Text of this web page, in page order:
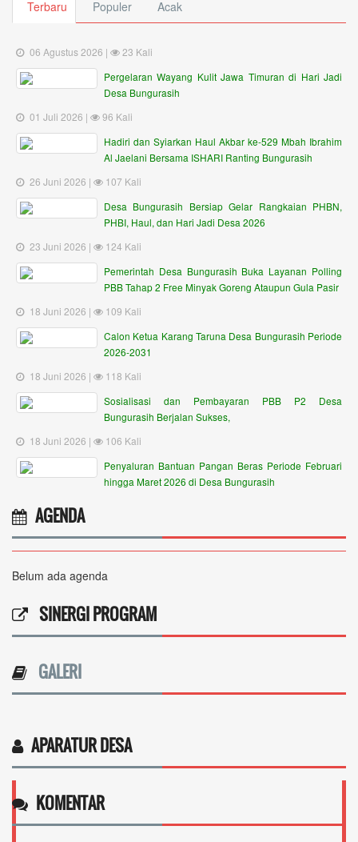
Terbaru Populer Acak
06 Agustus 2026 |
23 Kali
Pergelaran Wayang Kulit Jawa Timuran di Hari Jadi
Desa Bungurasih
01 Juli 2026 |
96 Kali
Hadiri dan Syiarkan Haul Akbar ke-529 Mbah Ibrahim
Al Jaelani Bersama ISHARI Ranting Bungurasih
26 Juni 2026 |
107 Kali
Desa Bungurasih Bersiap Gelar Rangkaian PHBN,
PHBI, Haul, dan Hari Jadi Desa 2026
23 Juni 2026 |
124 Kali
Pemerintah Desa Bungurasih Buka Layanan Polling
PBB Tahap 2 Free Minyak Goreng Ataupun Gula Pasir
18 Juni 2026 |
109 Kali
Calon Ketua Karang Taruna Desa Bungurasih Periode
2026-2031
18 Juni 2026 |
118 Kali
Sosialisasi dan Pembayaran PBB P2 Desa
Bungurasih Berjalan Sukses,
18 Juni 2026 |
106 Kali
Penyaluran Bantuan Pangan Beras Periode Februari
hingga Maret 2026 di Desa Bungurasih
AGENDA
Belum ada agenda
SINERGI PROGRAM
GALERI
APARATUR DESA
KOMENTAR